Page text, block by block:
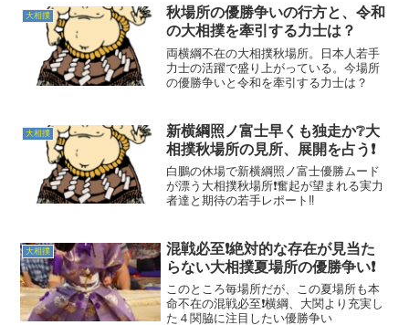
大相撲
秋場所の優勝争いの行方と、令和
の大相撲を牽引する力士は？
両横綱不在の大相撲秋場所。日本人若手
力士の活躍で盛り上がっている。今場所
の優勝争いと令和を牽引する力士は？
大相撲
新横綱照ノ富士早くも独走か❔大
相撲秋場所の見所、展開を占う❗
白鵬の休場で新横綱照ノ富士優勝ムード
が漂う大相撲秋場所❗奮起が望まれる実力
者達と期待の若手レポート‼️
大相撲
混戦必至❗絶対的な存在が見当た
らない大相撲夏場所の優勝争い❗
このところ毎場所だが、この夏場所も本
命不在の混戦必至❗横綱、大関より充実し
た４関脇に注目したい優勝争い